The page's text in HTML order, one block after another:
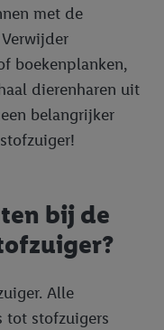
met de
boekenplanken,
dierenharen uit
belangrijker
bij de
Alle
tot stofzuigers